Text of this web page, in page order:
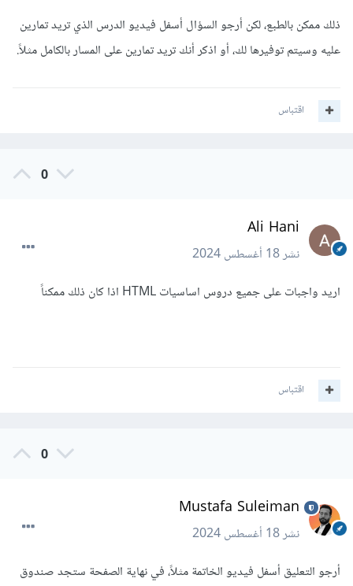
ذلك ممكن بالطبع، لكن أرجو السؤال أسفل فيديو الدرس الذي تريد تمارين
عليه وسيتم توفيرها لك، أو اذكر أنك تريد تمارين على المسار بالكامل مثلاً.
اقتباس
0
Ali Hani
نشر18 أغسطس 2024
اريد واجبات على جميع دروس اساسيات HTML اذا كان ذلك ممكناً
اقتباس
0
Mustafa Suleiman
نشر18 أغسطس 2024
أرجو التعليق أسفل فيديو الخاتمة مثلاً، في نهاية الصفحة ستجد صندوق